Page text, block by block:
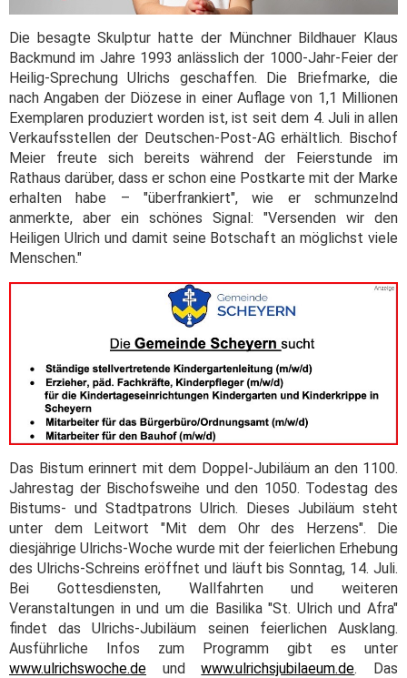
Die besagte Skulptur hatte der Münchner Bildhauer Klaus
Backmund im Jahre 1993 anlässlich der 1000-Jahr-Feier der
Heilig-Sprechung Ulrichs geschaffen. Die Briefmarke, die
nach Angaben der Diözese in einer Auflage von 1,1 Millionen
Exemplaren produziert worden ist, ist seit dem 4. Juli in allen
Verkaufsstellen der Deutschen-Post-AG erhältlich. Bischof
Meier freute sich bereits während der Feierstunde im
Rathaus darüber, dass er schon eine Postkarte mit der Marke
erhalten habe – "überfrankiert", wie er schmunzelnd
anmerkte, aber ein schönes Signal: "Versenden wir den
Heiligen Ulrich und damit seine Botschaft an möglichst viele
Menschen."
Das Bistum erinnert mit dem Doppel-Jubiläum an den 1100.
Jahrestag der Bischofsweihe und den 1050. Todestag des
Bistums- und Stadtpatrons Ulrich. Dieses Jubiläum steht
unter dem Leitwort "Mit dem Ohr des Herzens". Die
diesjährige Ulrichs-Woche wurde mit der feierlichen Erhebung
des Ulrichs-Schreins eröffnet und läuft bis Sonntag, 14. Juli.
Bei Gottesdiensten, Wallfahrten und weiteren
Veranstaltungen in und um die Basilika "St. Ulrich und Afra"
findet das Ulrichs-Jubiläum seinen feierlichen Ausklang.
Ausführliche Infos zum Programm gibt es unter
www.ulrichswoche.de undwww.ulrichsjubilaeum.de. Das